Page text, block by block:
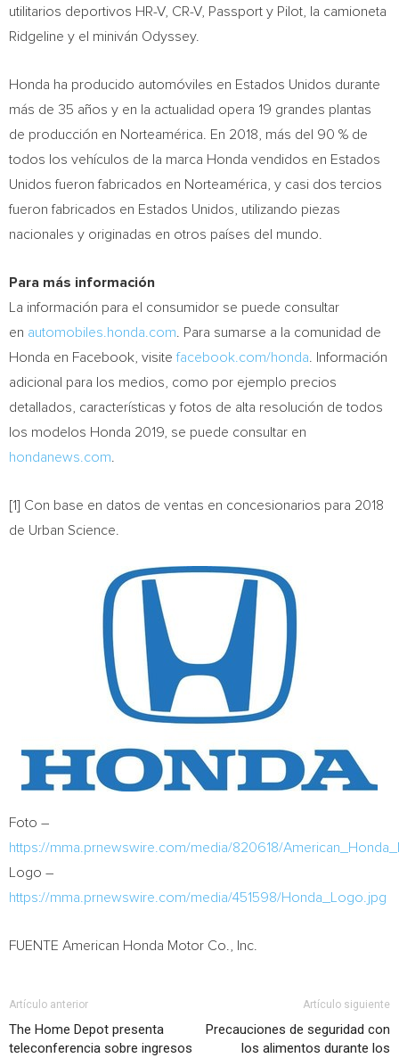
utilitarios deportivos HR-V, CR-V, Passport y Pilot, la camioneta
Ridgeline y el miniván Odyssey.
Honda ha producido automóviles en Estados Unidos durante
más de 35 años y en la actualidad opera 19 grandes plantas
de producción en Norteamérica. En 2018, más del 90 % de
todos los vehículos de la marca Honda vendidos en Estados
Unidos fueron fabricados en Norteamérica, y casi dos tercios
fueron fabricados en Estados Unidos, utilizando piezas
nacionales y originadas en otros países del mundo.
Para más información
La información para el consumidor se puede consultar
en automobiles.honda.com . Para sumarse a la comunidad de
Honda en Facebook, visitefacebook.com/honda . Información
adicional para los medios, como por ejemplo precios
detallados, características y fotos de alta resolución de todos
los modelos Honda 2019, se puede consultar en
hondanews.com
[1] Con base en datos de ventas en concesionarios para 2018
de Urban Science.
Foto –
https://mma.prnewswire.com/media/820618/
Logo –
https://mma.prnewswire.com/media/451598/Honda_Logo.jpg
FUENTE American Honda Motor Co., Inc.
Artículo anterior
The Home Depot presenta
teleconferencia sobre ingresos
Artículo siguiente
Precauciones de seguridad con
los alimentos durante los